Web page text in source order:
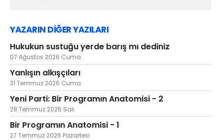
YAZARIN DİĞER YAZILARI
Hukukun sustuğu yerde barış mı dediniz
07 Ağustos 2026 Cuma
Yanlışın alkışçıları
31 Temmuz 2026 Cuma
Yeni Parti: Bir Programın Anatomisi - 2
28 Temmuz 2026 Salı
Bir Programın Anatomisi - 1
27 Temmuz 2026 Pazartesi